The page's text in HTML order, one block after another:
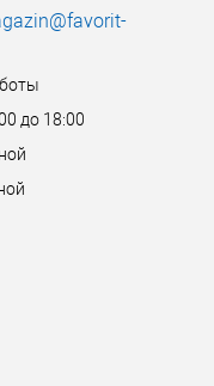
до 18:00